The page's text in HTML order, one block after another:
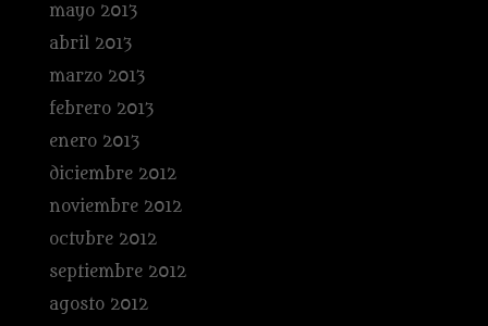
mayo 2013
abril 2013
marzo 2013
febrero 2013
enero 2013
diciembre 2012
noviembre 2012
octubre 2012
septiembre 2012
agosto 2012